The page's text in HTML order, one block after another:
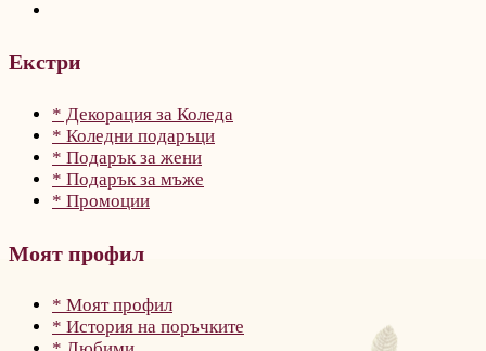
Екстри
* Декорация за Коледа
* Коледни подаръци
* Подарък за жени
* Подарък за мъже
* Промоции
Моят профил
* Моят профил
* История на поръчките